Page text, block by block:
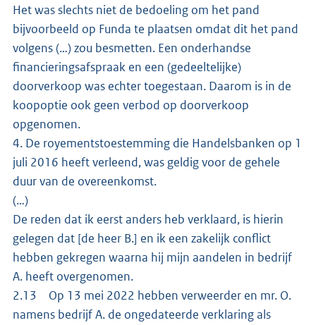
Het was slechts niet de bedoeling om het pand
bijvoorbeeld op Funda te plaatsen omdat dit het pand
volgens (…) zou besmetten. Een onderhandse
financieringsafspraak en een (gedeeltelijke)
doorverkoop was echter toegestaan. Daarom is in de
koopoptie ook geen verbod op doorverkoop
opgenomen.
4. De royementstoestemming die Handelsbanken op 1
juli 2016 heeft verleend, was geldig voor de gehele
duur van de overeenkomst.
(…)
De reden dat ik eerst anders heb verklaard, is hierin
gelegen dat [de heer B.] en ik een zakelijk conflict
hebben gekregen waarna hij mijn aandelen in bedrijf
A. heeft overgenomen.
2.13 Op 13 mei 2022 hebben verweerder en mr. O.
namens bedrijf A. de ongedateerde verklaring als